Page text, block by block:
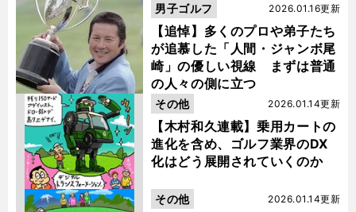
【追悼】多くのプロや弟子たち
が追慕した「人間・ジャンボ尾
崎」の優しい視線 まずは普通
の人々の側に立つ
2026.01.16更新
男子ゴルフ
【木村和久連載】乗用カートの
進化を含め、ゴルフ業界のDX
化はどう展開されていくのか
2026.01.14更新
その他
2026.01.14更新
その他